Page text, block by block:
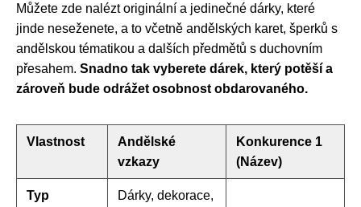
Můžete zde nalézt originální a jedinečné dárky, které
jinde neseženete, a to včetně andělských karet, šperků s
andělskou tématikou a dalších předmětů s duchovním
přesahem. Snadno tak vyberete dárek, který potěší a
zároveň bude odrážet osobnost obdarovaného.
Vlastnost
Andělské
vzkazy
Konkurence 1
(Název)
Typ
Dárky, dekorace,